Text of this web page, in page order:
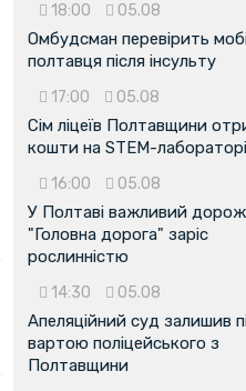
18:00 05.08
Омбудсман перевірить
полтавця після інсульту
17:00 05.08
Сім ліцеїв Полтавщини
кошти на STEM-
16:00 05.08
У Полтаві важливий
"Головна дорога" заріс
рослинністю
14:30 05.08
Апеляційний суд залишив
вартою поліцейського з
Полтавщини